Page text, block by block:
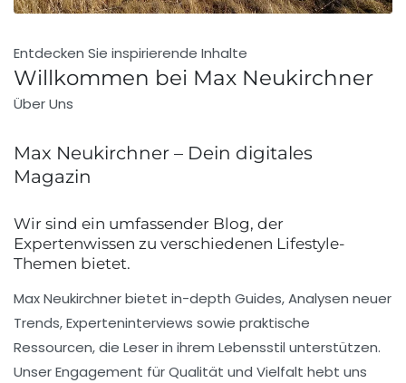
Entdecken Sie inspirierende Inhalte
Willkommen bei Max Neukirchner
Über Uns
Max Neukirchner – Dein digitales
Magazin
Wir sind ein umfassender Blog, der
Expertenwissen zu verschiedenen Lifestyle-
Themen bietet.
Max Neukirchner bietet in-depth Guides, Analysen neuer
Trends, Experteninterviews sowie praktische
Ressourcen, die Leser in ihrem Lebensstil unterstützen.
Unser Engagement für Qualität und Vielfalt hebt uns